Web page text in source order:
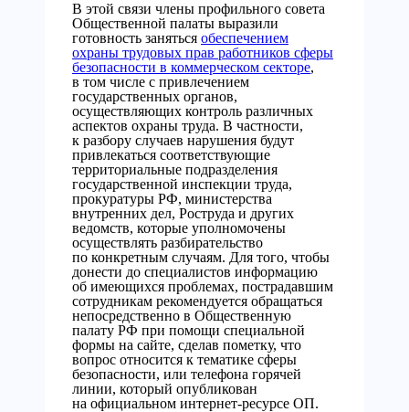
В этой связи члены профильного совета
Общественной палаты выразили
готовность заняться обеспечением
охраны трудовых прав работников сферы
безопасности в коммерческом секторе,
в том числе с привлечением
государственных органов,
осуществляющих контроль различных
аспектов охраны труда. В частности,
к разбору случаев нарушения будут
привлекаться соответствующие
территориальные подразделения
государственной инспекции труда,
прокуратуры РФ, министерства
внутренних дел, Роструда и других
ведомств, которые уполномочены
осуществлять разбирательство
по конкретным случаям. Для того, чтобы
донести до специалистов информацию
об имеющихся проблемах, пострадавшим
сотрудникам рекомендуется обращаться
непосредственно в Общественную
палату РФ при помощи специальной
формы на сайте, сделав пометку, что
вопрос относится к тематике сферы
безопасности, или телефона горячей
линии, который опубликован
на официальном интернет-ресурсе ОП.